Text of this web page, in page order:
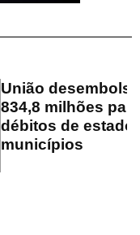
União
834,8 milhões
débitos de
municípios